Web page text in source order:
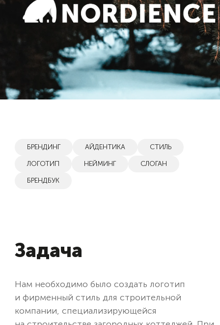
БРЕНДИНГ АЙДЕНТИКА
СТИЛЬ
ЛОГОТИП
НЕЙМИНГ
СЛОГАН
БРЕНДБУК
Задача
Нам необходимо было создать логотип
и фирменный стиль для строительной
компании, специализирующейся